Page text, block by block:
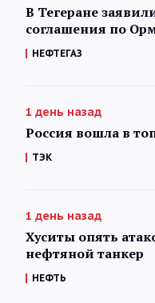
В Тегеране
соглашения по
НЕФТЕГАЗ
1 день назад
Россия вошла в
ТЭК
1 день назад
Хуситы опять
нефтяной танкер
НЕФТЬ